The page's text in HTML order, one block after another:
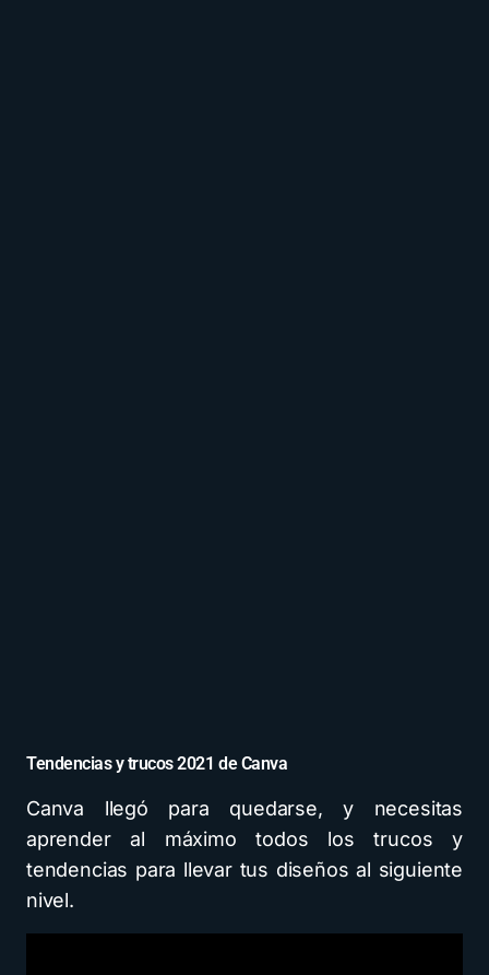
Tendencias y trucos 2021 de Canva
Canva llegó para quedarse, y necesitas
aprender al máximo todos los trucos y
tendencias para llevar tus diseños al siguiente
nivel.